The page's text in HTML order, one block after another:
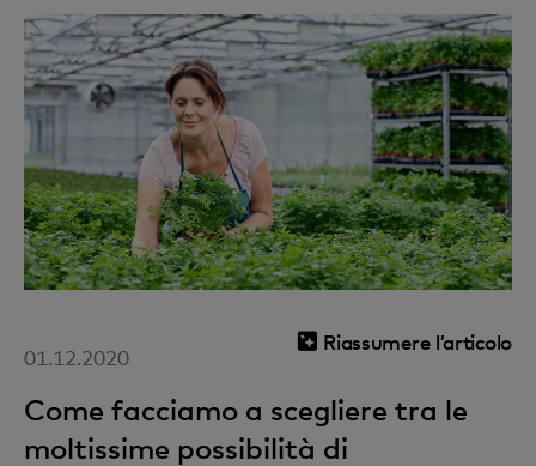
Riassumere l’articolo
01.12.2020
Come facciamo a scegliere tra le
moltissime possibilità di